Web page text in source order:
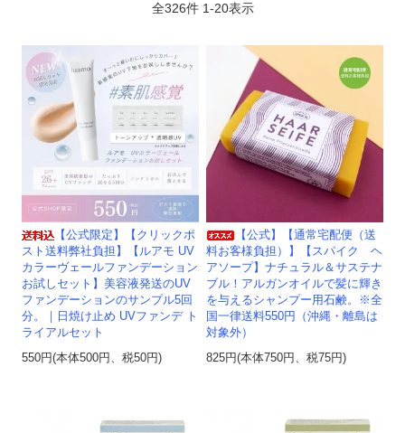
全326件 1-20表示
【公式限定】【クリックポ
スト送料弊社負担】【ルアモ UV
カラーヴェールファンデーション
お試しセット】美容液発送のUV
ファンデーションのサンプル5回
分。｜日焼け止め UVファンデ ト
ライアルセット
550円(本体500円、税50円)
【公式】【通常宅配便（送
料お客様負担）】【スパイク ヘ
アソープ】ナチュラル＆サステナ
ブル！アルガンオイルで髪に輝き
を与えるシャンプー用石鹸。※全
国一律送料550円（沖縄・離島は
対象外）
825円(本体750円、税75円)